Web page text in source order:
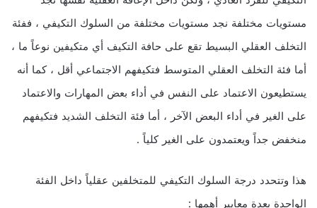
مستويات مختلفة نجد مستويات مختلفة من السلوك التكيفي ، ففئة
التخلف العقلي البسيط تقع على حافة التكيف أي متكيفين نوعاً ما ،
أما فئة التخلف العقلي المتوسط فتكيفهم الاجتماعي أقل ، كما أنه
يستطيعون الاعتماد على النفس في أداء بعض المهارات والاعتماد
على الغير في أداء البعض الآخر ، أما فئة التخلف الشديد فتكيفهم
منخفض جداً ويعتمدون على الغير كلياً .
هذا وتتحدد درجة السلوك التكيفي للمتخلفين عقلياً داخل الفئة
الواحدة بعدة معايير أهمها :